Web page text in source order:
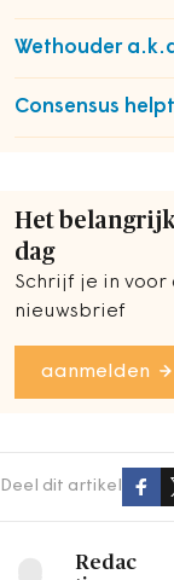
Wethouder
Consensus
Het
dag
Schrijf je in voor
nieuwsbrief
aanmelden
Deel dit artikel
Redac